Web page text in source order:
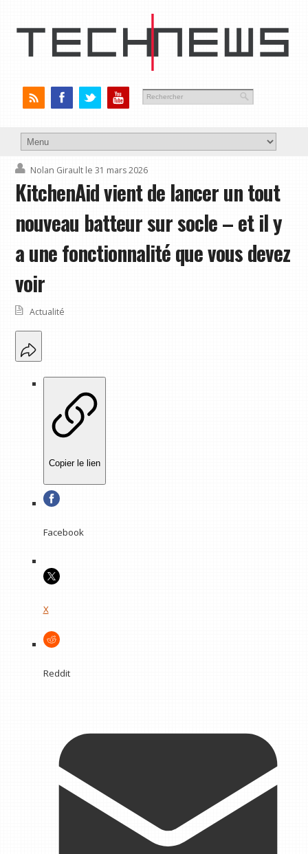
Nolan Girault le 31 mars 2026
KitchenAid vient de lancer un tout
nouveau batteur sur socle – et il y
a une fonctionnalité que vous devez
voir
Actualité
Copier le lien
Facebook
X
Reddit